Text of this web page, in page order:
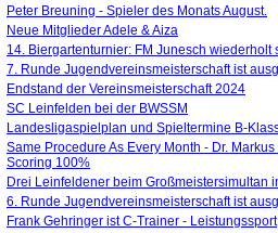
Peter Breuning - Spieler des Monats August.
Neue Mitglieder Adele & Aiza
14. Biergartenturnier: FM Junesch wiederholt
7. Runde Jugendvereinsmeisterschaft ist
Endstand der Vereinsmeisterschaft 2024
SC Leinfelden bei der BWSSM
Landesligaspielplan und Spieltermine B-
Same Procedure As Every Month - Dr.
Scoring 100%
Drei Leinfeldener beim Großmeistersimultan
6. Runde Jugendvereinsmeisterschaft ist
Frank Gehringer ist C-Trainer - Leistungssport